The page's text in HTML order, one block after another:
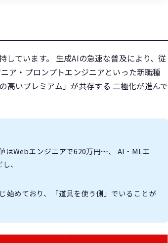
ています。 生成AIの急速な普及により、従
ア・プロンプトエンジニアといった新職種
高いプレミアム」が共存する 二極化が進んで
Webエンジニアで620万円〜、 AI・MLエ
、
始めており、「道具を使う側」でいることが